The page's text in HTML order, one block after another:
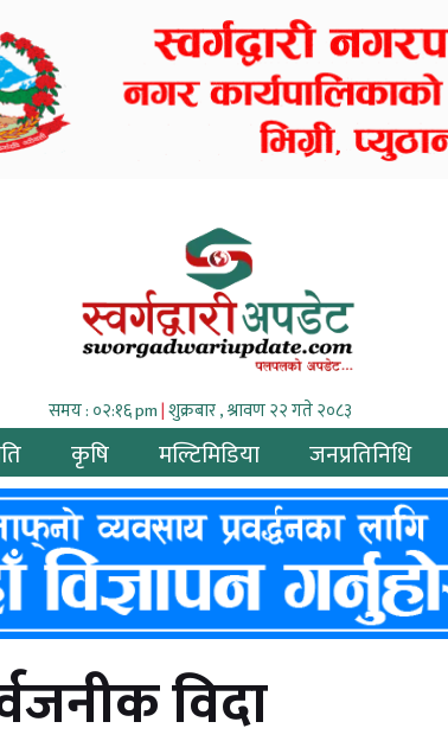
समय : ०२:१६ pm|शुक्रबार , श्रावण २२ गते २०८३
कृषि मल्टिमिडिया जनप्रतिनिधि
विदा